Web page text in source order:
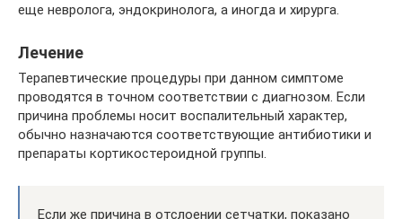
еще невролога, эндокринолога, а иногда и хирурга.
Лечение
Терапевтические процедуры при данном симптоме
проводятся в точном соответствии с диагнозом. Если
причина проблемы носит воспалительный характер,
обычно назначаются соответствующие антибиотики и
препараты кортикостероидной группы.
Если же причина в отслоении сетчатки, показано